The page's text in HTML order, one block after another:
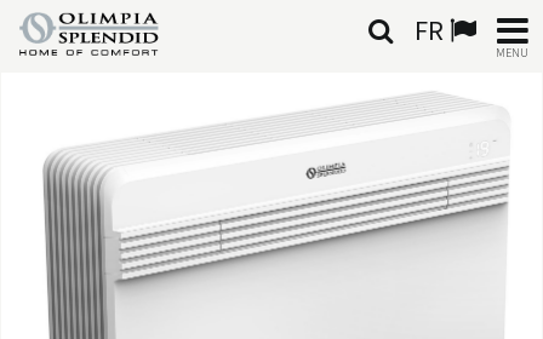
FR
MENU
HOME
CLIMATISATION
CHAUFFAGE